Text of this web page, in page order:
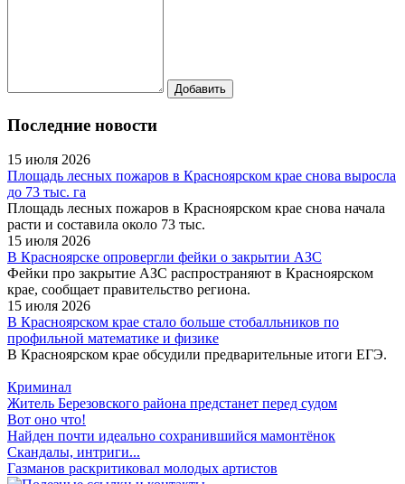
Последние новости
15 июля 2026
Площадь лесных пожаров в Красноярском крае снова выросла
до 73 тыс. га
Площадь лесных пожаров в Красноярском крае снова начала
расти и составила около 73 тыс.
15 июля 2026
В Красноярске опровергли фейки о закрытии АЗС
Фейки про закрытие АЗС распространяют в Красноярском
крае, сообщает правительство региона.
15 июля 2026
В Красноярском крае стало больше стобалльников по
профильной математике и физике
В Красноярском крае обсудили предварительные итоги ЕГЭ.
Криминал
Житель Березовского района предстанет перед судом
Вот оно что!
Найден почти идеально сохранившийся мамонтёнок
Скандалы, интриги...
Газманов раскритиковал молодых артистов